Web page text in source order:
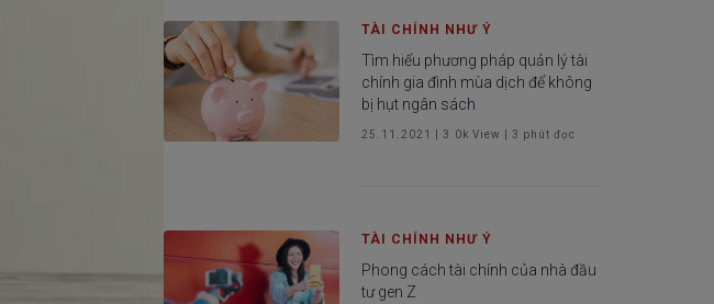
TÀI CHÍNH NHƯ Ý
Tìm hiểu phương pháp quản lý tài
chính gia đình mùa dịch để không
bị hụt ngân sách
25.11.2021 3.0k View | 3 phút đọc
TÀI CHÍNH NHƯ Ý
Phong cách tài chính của nhà đầu
tư gen Z